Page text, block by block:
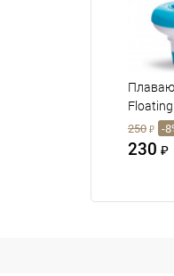
250 ₽ -
230 ₽